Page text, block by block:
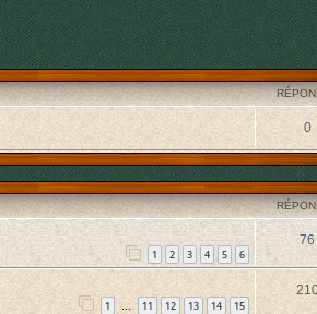
0
1 2 3 4 5 6
76
1 … 11 12 13 14 15